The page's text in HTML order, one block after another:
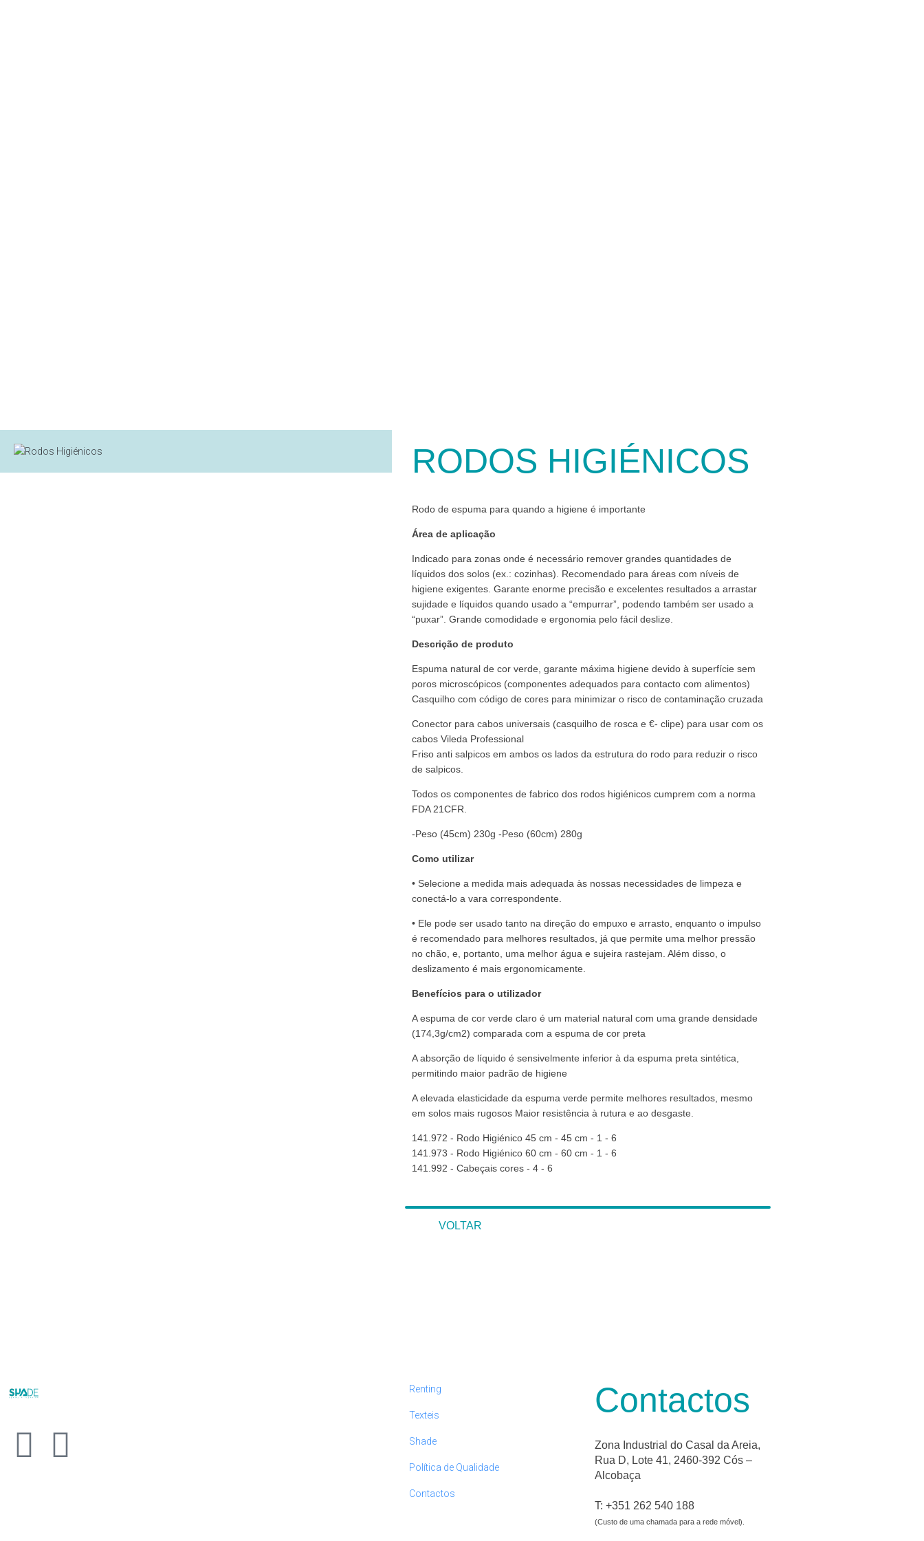
RODOS HIGIÉNICOS
Rodo de espuma para quando a higiene é importante
Área de aplicação
Indicado para zonas onde é necessário remover grandes quantidades de
líquidos dos solos (ex.: cozinhas). Recomendado para áreas com níveis de
higiene exigentes. Garante enorme precisão e excelentes resultados a arrastar
sujidade e líquidos quando usado a “empurrar”, podendo também ser usado a
“puxar”. Grande comodidade e ergonomia pelo fácil deslize.
Descrição de produto
Espuma natural de cor verde, garante máxima higiene devido à superfície sem
poros microscópicos (componentes adequados para contacto com alimentos)
Casquilho com código de cores para minimizar o risco de contaminação cruzada
Conector para cabos universais (casquilho de rosca e €- clipe) para usar com os
cabos Vileda Professional
Friso anti salpicos em ambos os lados da estrutura do rodo para reduzir o risco
de salpicos.
Todos os componentes de fabrico dos rodos higiénicos cumprem com a norma
FDA 21CFR.
-Peso (45cm) 230g -Peso (60cm) 280g
Como utilizar
• Selecione a medida mais adequada às nossas necessidades de limpeza e
conectá-lo a vara correspondente.
• Ele pode ser usado tanto na direção do empuxo e arrasto, enquanto o impulso
é recomendado para melhores resultados, já que permite uma melhor pressão
no chão, e, portanto, uma melhor água e sujeira rastejam. Além disso, o
deslizamento é mais ergonomicamente.
Benefícios para o utilizador
A espuma de cor verde claro é um material natural com uma grande densidade
(174,3g/cm2) comparada com a espuma de cor preta
A absorção de líquido é sensivelmente inferior à da espuma preta sintética,
permitindo maior padrão de higiene
A elevada elasticidade da espuma verde permite melhores resultados, mesmo
em solos mais rugosos Maior resistência à rutura e ao desgaste.
141.972 - Rodo Higiénico 45 cm - 45 cm - 1 - 6
141.973 - Rodo Higiénico 60 cm - 60 cm - 1 - 6
141.992 - Cabeçais cores - 4 - 6
VOLTAR
Renting
Texteis
Shade
Política de Qualidade
Contactos
Contactos
Zona Industrial do Casal da Areia,
Rua D, Lote 41, 2460-392 Cós –
Alcobaça
T: +351 262 540 188
(Custo de uma chamada para a rede móvel).